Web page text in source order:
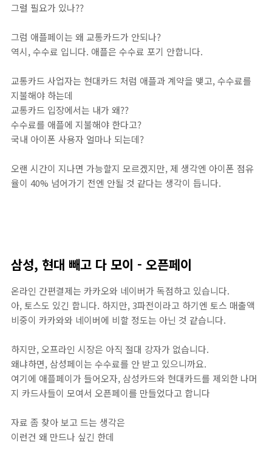
그럴 필요가 있나??
그럼 애플페이는 왜 교통카드가 안되나?
역시, 수수료 입니다. 애플은 수수료 포기 안합니다.
교통카드 사업자는 현대카드 처럼 애플과 계약을 맺고, 수수료를
지불해야 하는데
교통카드 입장에서는 내가 왜??
수수료를 애플에 지불해야 한다고?
국내 아이폰 사용자 얼마나 되는데?
오랜 시간이 지나면 가능할지 모르겠지만, 제 생각엔 아이폰 점유
율이 40% 넘어가기 전엔 안될 것 같다는 생각이 듭니다.
삼성, 현대 빼고 다 모이 - 오픈페이
온라인 간편결제는 카카오와 네이버가 독점하고 있습니다.
아, 토스도 있긴 합니다. 하지만, 3파전이라고 하기엔 토스 매출액
비중이 카카와와 네이버에 비할 정도는 아닌 것 같습니다.
하지만, 오프라인 시장은 아직 절대 강자가 없습니다.
왜냐하면, 삼성페이는 수수료를 안 받고 있으니까요.
여기에 애플페이가 들어오자, 삼성카드와 현대카드를 제외한 나머
지 카드사들이 모여서 오픈페이를 만들었다고 합니다
자료 좀 찾아 보고 드는 생각은
이런건 왜 만드나 싶긴 한데